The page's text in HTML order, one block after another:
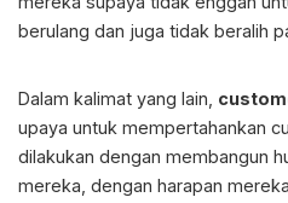
berulang dan juga tidak beralih
Dalam kalimat yang lain,
upaya untuk mempertahankan
dilakukan dengan membangun
mereka, dengan harapan